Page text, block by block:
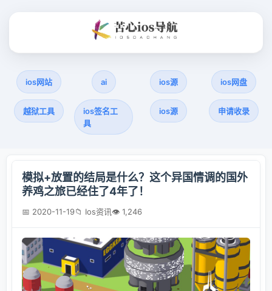
ios网站 ai ios源 ios网盘
越狱工具
ios签名工
具
ios源 申请收录
模拟+放置的结局是什么？这个异国情调的国外
养鸡之旅已经住了4年了！
📅 2020-11-19📁 Ios资讯👁 1,246